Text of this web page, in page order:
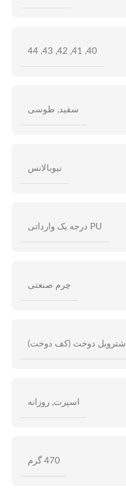
40
,
41
,
42
,
43
,
44
سفید , طوسی
نیوبالانس
PU درجه یک وارداتی
چرم صنعتی
اشتروبل دوخت (کف دوخت)
اسپرت, روزانه
470 گرم